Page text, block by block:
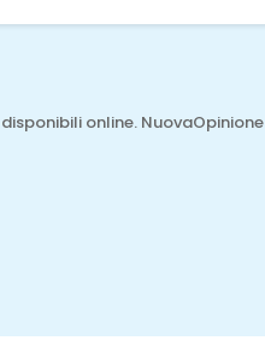
online. NuovaOpinione